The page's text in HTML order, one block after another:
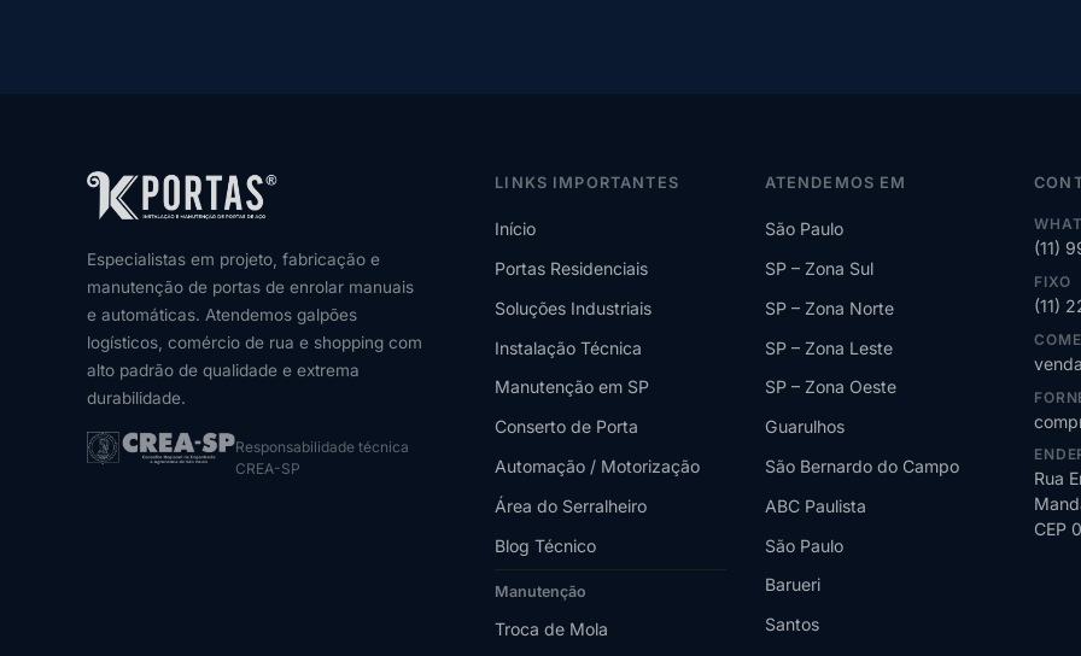
Especialistas em projeto, fabricação e
manutenção de portas de enrolar manuais
e automáticas. Atendemos galpões
logísticos, comércio de rua e shopping com
alto padrão de qualidade e extrema
durabilidade.
Responsabilidade técnica
CREA-SP
LINKS IMPORTANTES
Início
Portas Residenciais
Soluções Industriais
Instalação Técnica
Manutenção em SP
Conserto de Porta
Automação / Motorização
Área do Serralheiro
Blog Técnico
Manutenção
Troca de Mola
ATENDEMOS EM
São Paulo
SP – Zona Sul
SP – Zona Norte
SP – Zona Leste
SP – Zona Oeste
Guarulhos
São Bernardo do Campo
ABC Paulista
São Paulo
Barueri
Santos
(11)
FIXO
(11)
Rua
CEP